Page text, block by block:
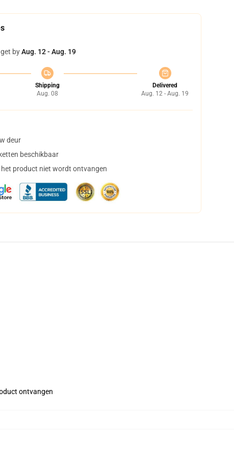
byAug. 12 - Aug. 19
Shipping
Aug. 08
Delivered
Aug. 12 - Aug. 19
deur
beschikbaar
product niet wordt ontvangen
ontvangen